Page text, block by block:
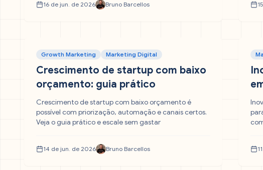
16 de jun. de 2026 Bruno Barcellos
Growth Marketing Marketing Digital
Crescimento de startup com baixo
orçamento: guia prático
Crescimento de startup com baixo orçamento é
possível com priorização, automação e canais certos.
Veja o guia prático e escale sem gastar
14 de jun. de 2026 Bruno Barcellos